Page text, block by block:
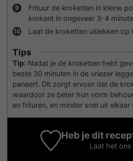
Frituur de kroketten in kleine
krokant in ongeveer 3-4
Laat de kroketten uitlekken op
Tips
Tip: Nadat je de kroketten hebt
beste 30 minuten in de vriezer
paneert. Dit zorgt ervoor dat de
waardoor ze beter hun vorm
en frituren, en minder snel uit elkaar
Heb je dit
Laat het